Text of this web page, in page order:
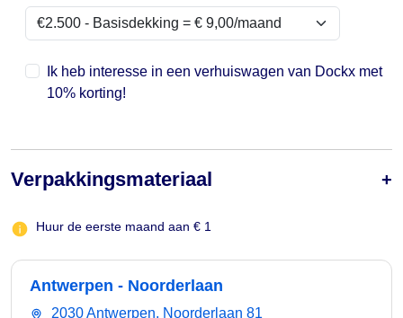
Ik heb interesse in een verhuiswagen van Dockx met
10% korting!
Verpakkingsmateriaal
Huur de eerste maand aan € 1
Antwerpen - Noorderlaan
2030 Antwerpen, Noorderlaan 81